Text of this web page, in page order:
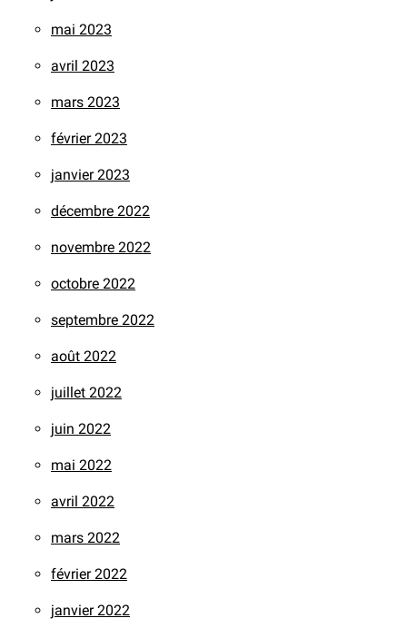
mai 2023
avril 2023
mars 2023
février 2023
janvier 2023
décembre 2022
novembre 2022
octobre 2022
septembre 2022
août 2022
juillet 2022
juin 2022
mai 2022
avril 2022
mars 2022
février 2022
janvier 2022